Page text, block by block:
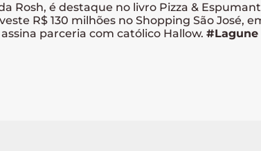
Rosh, é destaque no livro Pizza &
R$ 130 milhões no Shopping São José,
assina parceria com católico Hallow. #Lagune